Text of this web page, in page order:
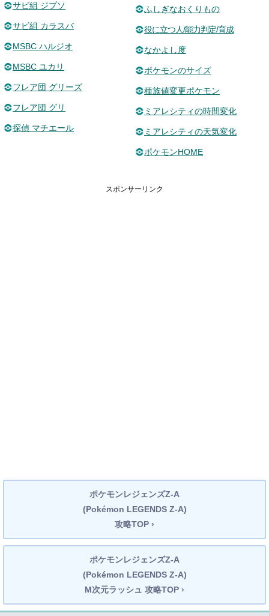
サビ組 ジプソ
サビ組 カラスバ
MSBC ハルジオ
MSBC ユカリ
フレア団 グリーズ
フレア団 グリ
探偵 マチエール
ふしぎなおくりもの
役に立つ人/能力判定/育成
なかよし度
ポケモンのサイズ
種族値変更ポケモン
ミアレシティの時間変化
ミアレシティの天気変化
ポケモンHOME
スポンサーリンク
ポケモンレジェンズZ-A
(Pokémon LEGENDS Z-A)
攻略TOP ›
ポケモンレジェンズZ-A
(Pokémon LEGENDS Z-A)
M次元ラッシュ 攻略TOP ›